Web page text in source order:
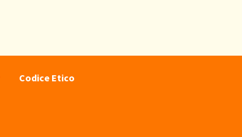
Codice Etico